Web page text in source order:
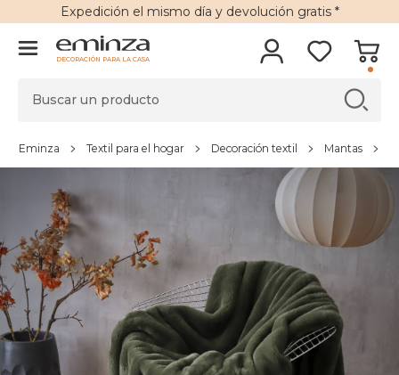
Expedición el mismo día y devolución gratis*
DECORACIÓN PARA LA CASA
Eminza Textil para el hogar Decoración textil Mantas